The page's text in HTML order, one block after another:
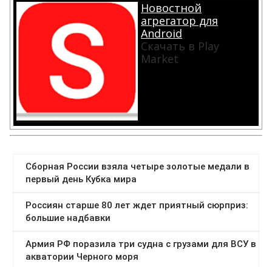
Новостной
агрегатор для
Android
Скачать в Play
Market